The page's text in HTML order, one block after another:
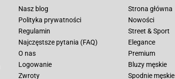
Nasz blog
Polityka prywatności
Regulamin
Najczęstsze pytania (FAQ)
O nas
Logowanie
Zwroty
Strona główna
Nowości
Street & Sport
Elegance
Premium
Bluzy męskie
Spodnie męskie